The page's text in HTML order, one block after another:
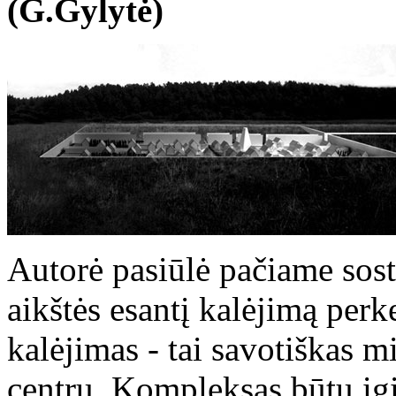
(G.Gylytė)
Autorė pasiūlė pačiame
aikštės esantį kalėjimą
kalėjimas - tai savotiškas
centru. Kompleksas būtų